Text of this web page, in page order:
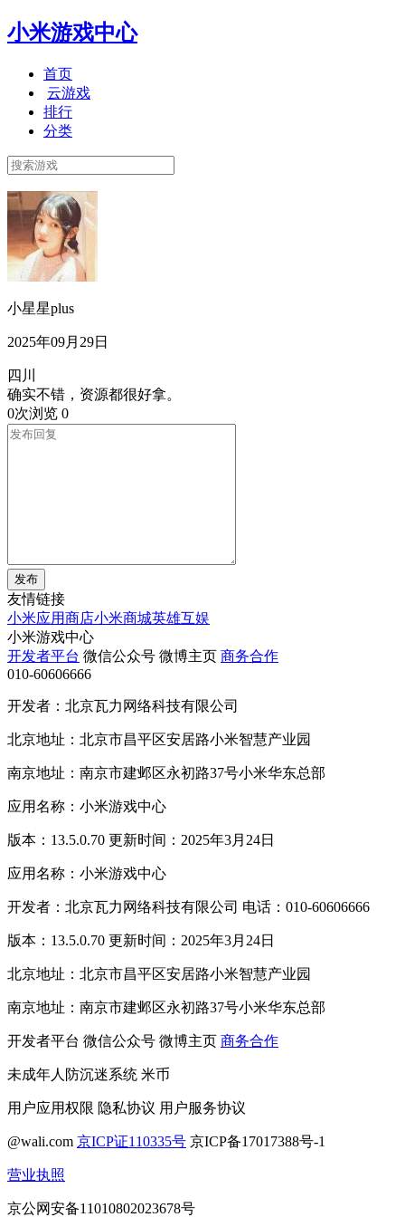
小米游戏中心
首页
云游戏
排行
分类
小星星plus
2025年09月29日
四川
确实不错，资源都很好拿。
0次浏览 0
发布
友情链接
小米应用商店小米商城英雄互娱
小米游戏中心
开发者平台 微信公众号 微博主页 商务合作
010-60606666
开发者：北京瓦力网络科技有限公司
北京地址：北京市昌平区安居路小米智慧产业园
南京地址：南京市建邺区永初路37号小米华东总部
应用名称：小米游戏中心
版本：13.5.0.70 更新时间：2025年3月24日
应用名称：小米游戏中心
开发者：北京瓦力网络科技有限公司 电话：010-60606666
版本：13.5.0.70 更新时间：2025年3月24日
北京地址：北京市昌平区安居路小米智慧产业园
南京地址：南京市建邺区永初路37号小米华东总部
开发者平台 微信公众号 微博主页 商务合作
未成年人防沉迷系统 米币
用户应用权限 隐私协议 用户服务协议
@wali.com 京ICP证110335号 京ICP备17017388号-1
营业执照
京公网安备11010802023678号